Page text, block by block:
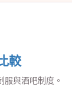
較
服與酒吧制度。